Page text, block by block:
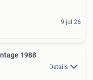
9 jul 26
1988
Details